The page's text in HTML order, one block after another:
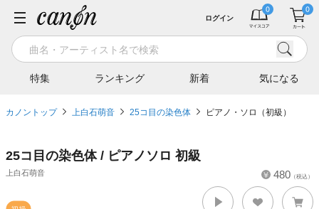
特集 ランキング 新着 気になる
ログイン
カノントップ 上白石萌音 25コ目の染色体 ピアノ・ソロ（初級）
25コ目の染色体 / ピアノソロ 初級
上白石萌音 480 （税込）